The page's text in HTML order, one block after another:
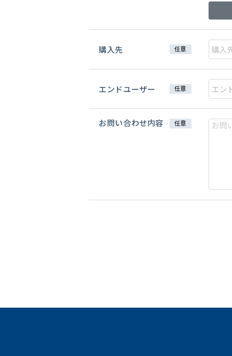
購入先 任意
エンドユーザー 任意
お問い合わせ内容 任意